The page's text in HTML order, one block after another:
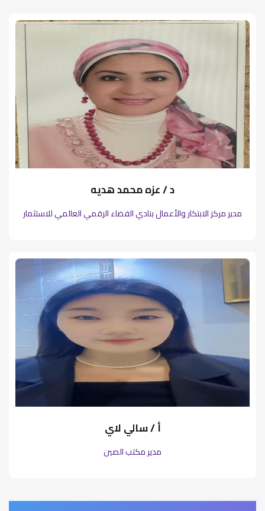
د / عزه محمد هديه
مدير مركز الابتكار والأعمال بنادي الفضاء الرقمي العالمي للاستثمار
أ / سالي لاي
مدير مكتب الصين